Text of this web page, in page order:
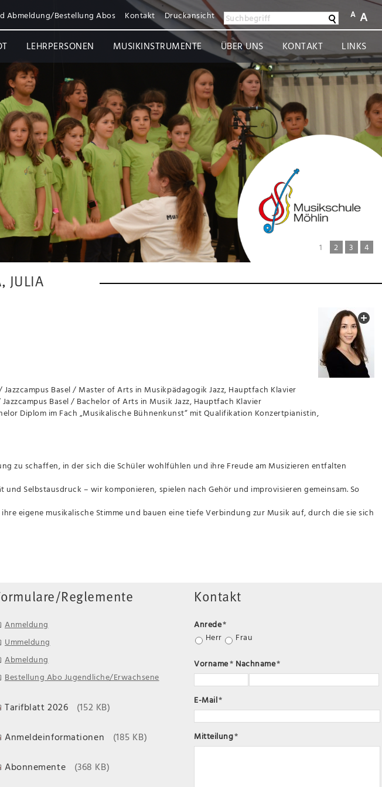
A A
Suchbegriff
Abmeldung/Bestellung Abos Kontakt DruckansichtSuchen
LEHRPERSONEN MUSIKINSTRUMENTE ÜBER UNS KONTAKT LINKS
1 2 3 4
JULIA
Basel / Master of Arts in Musikpädagogik Jazz, Hauptfach Klavier
Basel / Bachelor of Arts in Musik Jazz, Hauptfach Klavier
Diplom im Fach „Musikalische Bühnenkunst“ mitQualifikation Konzertpianistin,
zu schaffen, in der sich die Schüler wohlfühlen und ihre Freude am Musizieren entfalten
und Selbstausdruck – wir komponieren, spielen nach Gehör und improvisieren gemeinsam. So
eigene musikalische Stimme und bauen eine tiefe Verbindung zur Musik auf, durch die sie sich
Reglemente
Anmeldung
Ummeldung
Abmeldung
Bestellung Abo Jugendliche/Erwachsene
Tarifblatt 2026 (152 KB)
Anmeldeinformationen (185 KB)
Abonnemente (368 KB)
Kontakt
Anrede*
Herr
Frau
Vorname* Nachname*
E-Mail*
Mitteilung*